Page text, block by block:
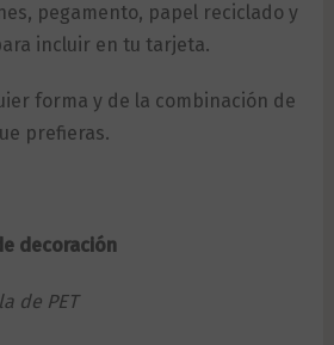
pegamento, papel reciclado y
incluir en tu tarjeta.
forma y de la combinación de
prefieras.
decoración
de PET